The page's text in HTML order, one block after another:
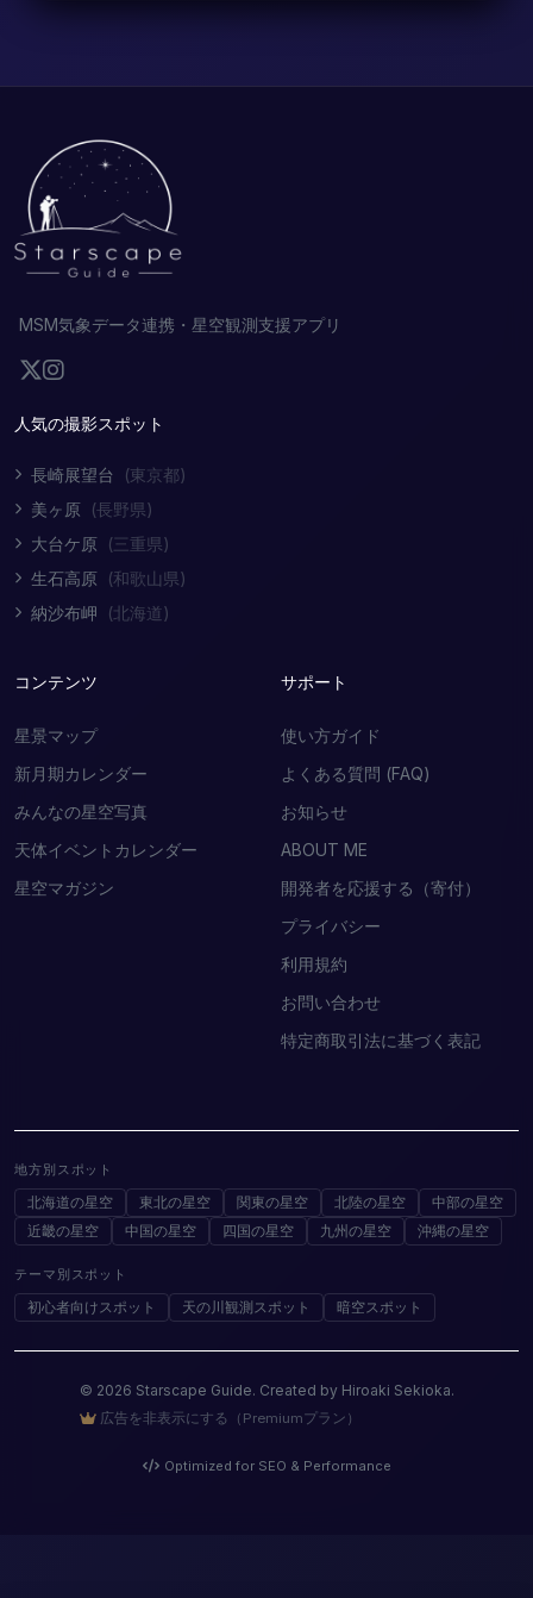
MSM気象データ連携・星空観測支援アプリ
人気の撮影スポット
長崎展望台
(東京都)
美ヶ原 (長野県)
大台ケ原 (三重県)
生石高原 (和歌山県)
納沙布岬
(北海道)
コンテンツ
星景マップ
新月期カレンダー
みんなの星空写真
天体イベントカレンダー
星空マガジン
サポート
使い方ガイド
よくある質問 (FAQ)
お知らせ
ABOUT ME
開発者を応援する（寄付）
プライバシー
利用規約
お問い合わせ
特定商取引法に基づく表記
地方別スポット
北海道の星空 東北の星空 関東の星空 北陸の星空
中部の星空
近畿の星空
中国の星空 四国の星空 九州の星空 沖縄の星空
テーマ別スポット
初心者向けスポット 天の川観測スポット 暗空スポット
© 2026 Starscape Guide. Created by Hiroaki Sekioka.
広告を非表示にする（Premiumプラン）
Optimized for SEO & Performance